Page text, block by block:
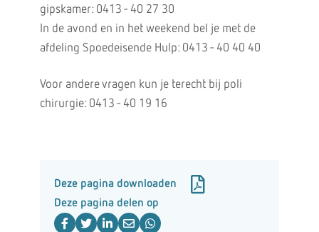
gipskamer: 0413 - 40 27 30
In de avond en in het weekend bel je met de
afdeling Spoedeisende Hulp: 0413 - 40 40 40
Voor andere vragen kun je terecht bij poli
chirurgie: 0413 - 40 19 16
Deze pagina downloaden
Deze pagina delen op